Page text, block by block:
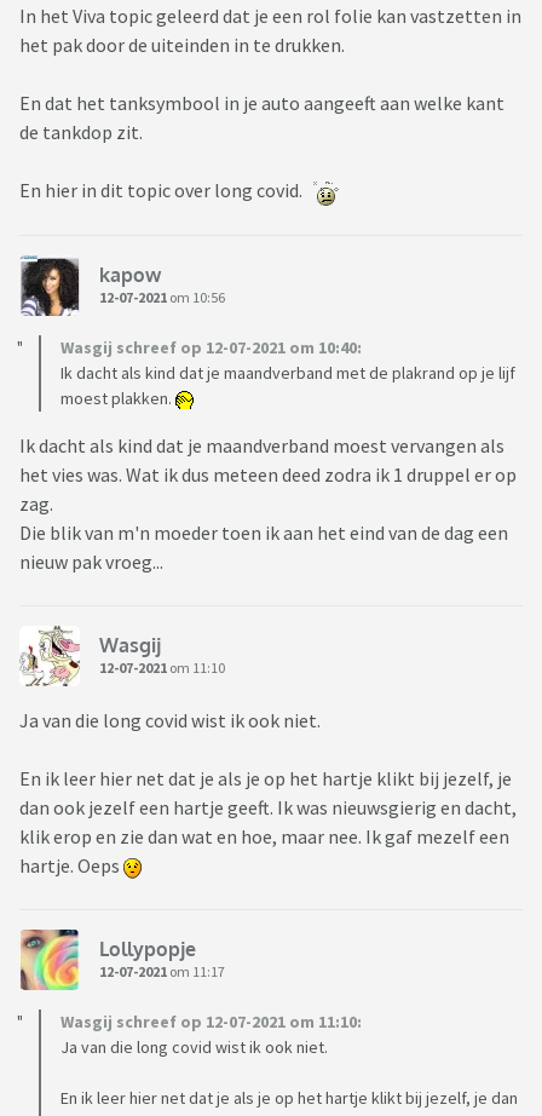
In het Viva topic geleerd dat je een rol folie kan vastzetten in
het pak door de uiteinden in te drukken.
En dat het tanksymbool in je auto aangeeft aan welke kant
de tankdop zit.
En hier in dit topic over long covid.
kapow
12-07-2021 om 10:56
Wasgij schreef op 12-07-2021 om 10:40:
Ik dacht als kind dat je maandverband met de plakrand op je lijf
moest plakken.
Ik dacht als kind dat je maandverband moest vervangen als
het vies was. Wat ik dus meteen deed zodra ik 1 druppel er op
zag.
Die blik van m'n moeder toen ik aan het eind van de dag een
nieuw pak vroeg...
Wasgij
12-07-2021 om 11:10
Ja van die long covid wist ik ook niet.
En ik leer hier net dat je als je op het hartje klikt bij jezelf, je
dan ook jezelf een hartje geeft. Ik was nieuwsgierig en dacht,
klik erop en zie dan wat en hoe, maar nee. Ik gaf mezelf een
hartje. Oeps
Lollypopje
12-07-2021 om 11:17
Wasgij schreef op 12-07-2021 om 11:10:
Ja van die long covid wist ik ook niet.
En ik leer hier net dat je als je op het hartje klikt bij jezelf, je dan